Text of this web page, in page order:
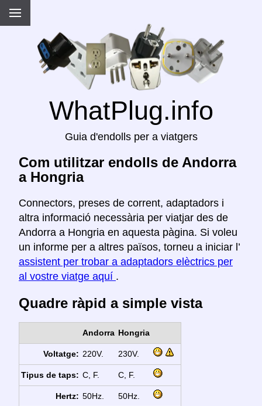
WhatPlug.info
Guia d'endolls per a viatgers
Com utilitzar endolls de Andorra
a Hongria
Connectors, preses de corrent, adaptadors i
altra informació necessària per viatjar des de
Andorra a Hongria en aquesta pàgina. Si voleu
un informe per a altres països, torneu a iniciar l’
assistent per trobar a adaptadors elèctrics per
al vostre viatge aquí .
Quadre ràpid a simple vista
Andorra Hongria
Voltatge: 220V. 230V.
Tipus de taps: C, F. C, F.
Hertz: 50Hz. 50Hz.